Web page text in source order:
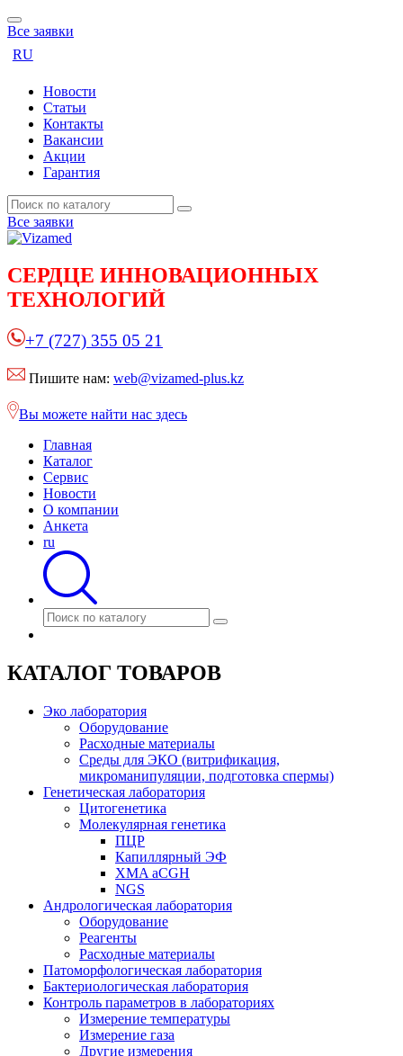
Все заявки
RU
Новости
Статьи
Контакты
Вакансии
Акции
Гарантия
Все заявки
СЕРДЦЕ ИННОВАЦИОННЫХ
ТЕХНОЛОГИЙ
+7 (727) 355 05 21
Пишите нам: web@vizamed-plus.kz
Вы можете найти нас здесь
Главная
Каталог
Сервис
Новости
О компании
Анкета
ru
КАТАЛОГ ТОВАРОВ
Эко лаборатория
Оборудование
Расходные материалы
Среды для ЭКО (витрификация,
микроманипуляции, подготовка спермы)
Генетическая лаборатория
Цитогенетика
Молекулярная генетика
ПЦР
Капиллярный ЭФ
XMA aCGH
NGS
Андрологическая лаборатория
Оборудование
Реагенты
Расходные материалы
Патоморфологическая лаборатория
Бактериологическая лаборатория
Контроль параметров в лабораториях
Измерение температуры
Измерение газа
Другие измерения